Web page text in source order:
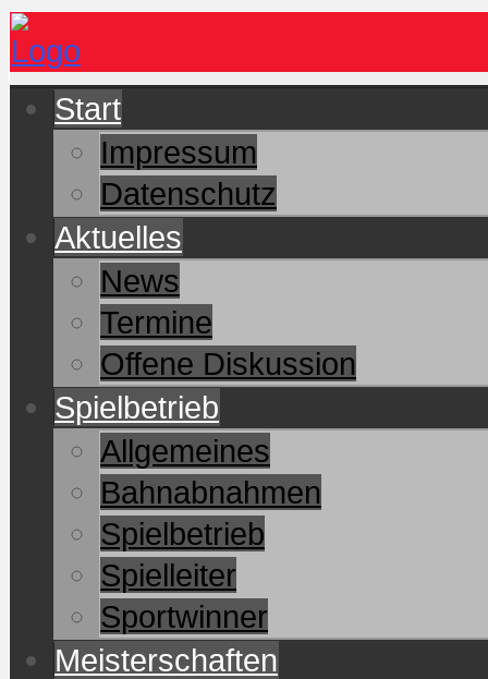
Start
Impressum
Datenschutz
Aktuelles
News
Termine
Offene Diskussion
Spielbetrieb
Allgemeines
Bahnabnahmen
Spielbetrieb
Spielleiter
Sportwinner
Meisterschaften